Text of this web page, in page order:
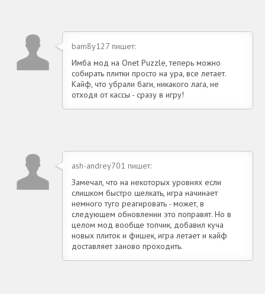
bam8y127 пишет:
Имба мод на Onet Puzzle, теперь можно
собирать плитки просто на ура, все летает.
Кайф, что убрали баги, никакого лага, не
отходя от кассы - сразу в игру!
ash-andrey701 пишет:
Замечал, что на некоторых уровнях если
слишком быстро щелкать, игра начинает
немного туго реагировать - может, в
следующем обновлении это поправят. Но в
целом мод вообще топчик, добавил куча
новых плиток и фишек, игра летает и кайф
доставляет заново проходить.